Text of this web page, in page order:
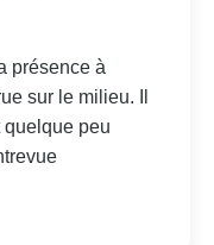
présence à
sur le milieu. Il
peu